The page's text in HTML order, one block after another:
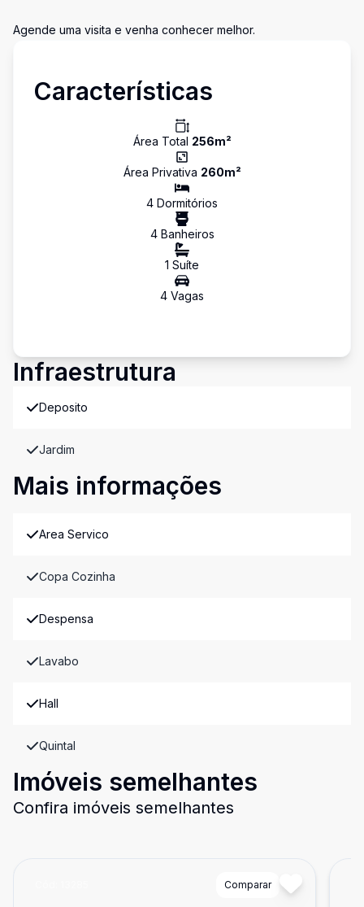
Agende uma visita e venha conhecer melhor.
Características
Área Total 256m²
Área Privativa 260m²
4 Dormitórios
4Banheiros
1 Suíte
4 Vagas
Infraestrutura
Deposito
Jardim
Mais informações
Area Servico
Copa Cozinha
Despensa
Lavabo
Hall
Quintal
Imóveis semelhantes
Confira imóveis semelhantes
Comparar